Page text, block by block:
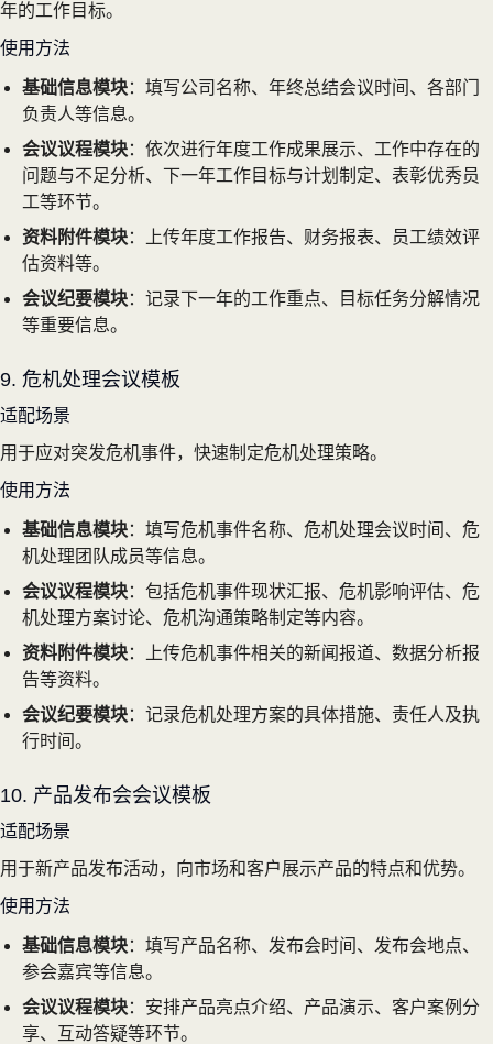
年的工作目标。
使用方法
基础信息模块：填写公司名称、年终总结会议时间、各部门
负责人等信息。
会议议程模块：依次进行年度工作成果展示、工作中存在的
问题与不足分析、下一年工作目标与计划制定、表彰优秀员
工等环节。
资料附件模块：上传年度工作报告、财务报表、员工绩效评
估资料等。
会议纪要模块：记录下一年的工作重点、目标任务分解情况
等重要信息。
9. 危机处理会议模板
适配场景
用于应对突发危机事件，快速制定危机处理策略。
使用方法
基础信息模块：填写危机事件名称、危机处理会议时间、危
机处理团队成员等信息。
会议议程模块：包括危机事件现状汇报、危机影响评估、危
机处理方案讨论、危机沟通策略制定等内容。
资料附件模块：上传危机事件相关的新闻报道、数据分析报
告等资料。
会议纪要模块：记录危机处理方案的具体措施、责任人及执
行时间。
10. 产品发布会会议模板
适配场景
用于新产品发布活动，向市场和客户展示产品的特点和优势。
使用方法
基础信息模块：填写产品名称、发布会时间、发布会地点、
参会嘉宾等信息。
会议议程模块：安排产品亮点介绍、产品演示、客户案例分
享、互动答疑等环节。